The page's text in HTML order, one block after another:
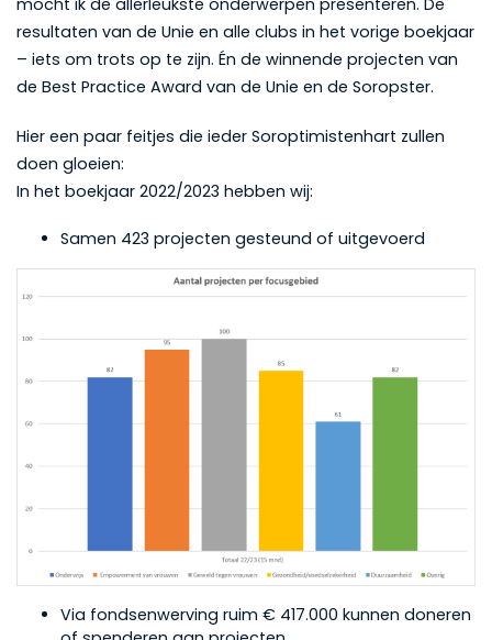
resultaten van de Unie en alle clubs in het vorige boekjaar
– iets om trots op te zijn. Én de winnende projecten van
de Best Practice Award van de Unie en de Soropster.
Hier een paar feitjes die ieder Soroptimistenhart zullen
doen gloeien:
In het boekjaar 2022/2023 hebben wij:
Samen 423 projecten gesteund of uitgevoerd
Via fondsenwerving ruim € 417.000 kunnen doneren